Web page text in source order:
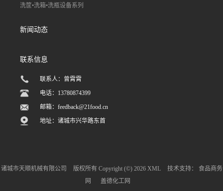
洗筐•洗箱•洗瓶设备系列
新闻动态
联系信息
联系人：曾霄霄
电话：13780874399
邮箱：feedback@21food.cn
地址：诸城市兴华路东首
诸城市天顺机械有限公司 版权所有 Copyright (©) 2026 XML 技术支持： 食品商务
网
盖德化工网